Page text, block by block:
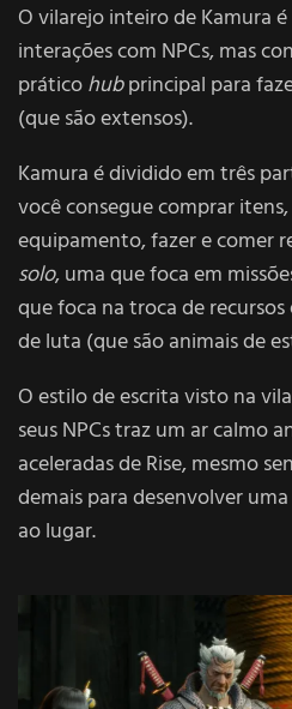
O vilarejo inteiro de Kamura
interações com NPCs, mas
práticohubprincipal para
(que são extensos).
Kamura é dividido em três
você consegue comprar
equipamento, fazer e comer
solo, uma que foca em
que foca na troca de
de luta (que são animais de
O estilo de escrita visto na
seus NPCs traz um ar calmo
aceleradas de Rise, mesmo
demais para desenvolver
ao lugar.